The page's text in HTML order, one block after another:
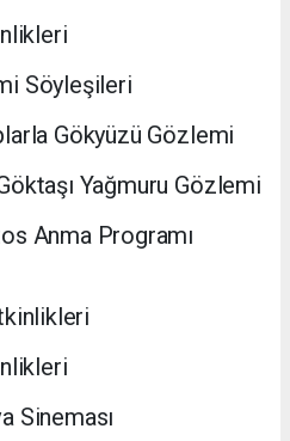
Söyleşileri
Gökyüzü Gözlemi
Yağmuru Gözlemi
Anma Programı
Sineması